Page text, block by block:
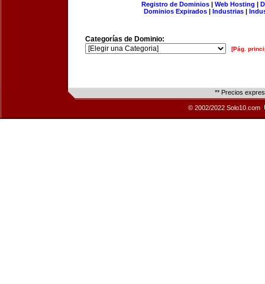
Registro de Dominios| Web Hosting |
Dominios Expirados | Industrias |
Categorías de Dominio:
[Pág.
** Precios
© 2002/2022 Solo10.com